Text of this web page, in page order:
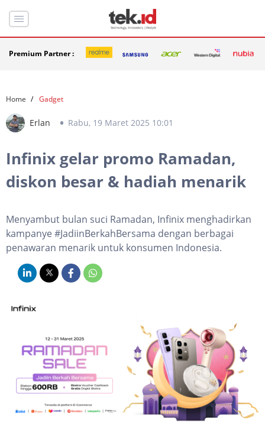
Premium Partner :
Home Gadget
Erlan Rabu, 19 Maret 2025 10:01
Infinix gelar promo Ramadan,
diskon besar & hadiah menarik
Menyambut bulan suci Ramadan, Infinix menghadirkan
kampanye #JadiinBerkahBersama dengan berbagai
penawaran menarik untuk konsumen Indonesia.